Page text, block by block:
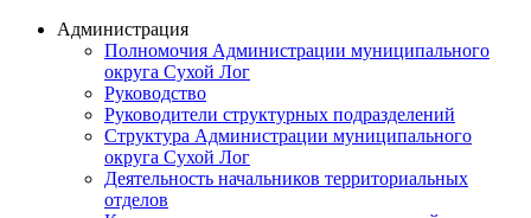
Администрация
Полномочия Администрации муниципального
округа Сухой Лог
Руководство
Руководители структурных подразделений
Структура Администрации муниципального
округа Сухой Лог
Деятельность начальников территориальных
отделов